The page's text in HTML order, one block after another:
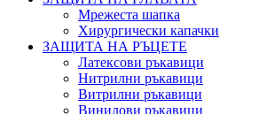
Мрежеста шапка
Хирургически капачки
ЗАЩИТА НА РЪЦЕТЕ
Латексови ръкавици
Нитрилни ръкавици
Витрилни ръкавици
Винилови ръкавици